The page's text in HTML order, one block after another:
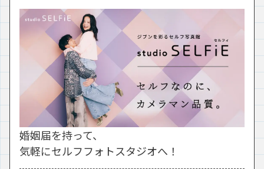
婚姻届を持って、
気軽にセルフフォトスタジオへ！